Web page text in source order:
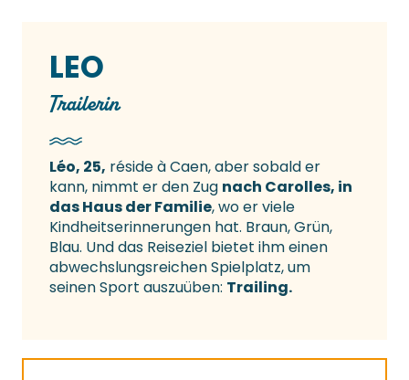
LEO
Trailerin
Léo, 25, réside à Caen, aber sobald er
kann, nimmt er den Zug nach Carolles, in
das Haus der Familie, wo er viele
Kindheitserinnerungen hat. Braun, Grün,
Blau. Und das Reiseziel bietet ihm einen
abwechslungsreichen Spielplatz, um
seinen Sport auszuüben: Trailing.